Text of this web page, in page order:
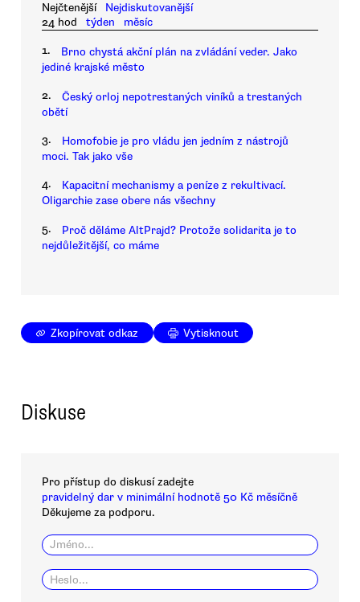
Nejčtenější
Nejdiskutovanější
24 hod
týden měsíc
1.
Brno chystá akční plán na zvládání veder. Jako
jediné krajské město
2.
Český orloj nepotrestaných viníků a trestaných
obětí
3.
Homofobie je pro vládu jen jedním z nástrojů
moci. Tak jako vše
4.
Kapacitní mechanismy a peníze z rekultivací.
Oligarchie zase obere nás všechny
5.
Proč děláme AltPrajd? Protože solidarita je to
nejdůležitější, co máme
Zkopírovat odkaz Vytisknout
Diskuse
Pro přístup do diskusí zadejte
pravidelný dar v minimální hodnotě 50 Kč měsíčně
Děkujeme za podporu.